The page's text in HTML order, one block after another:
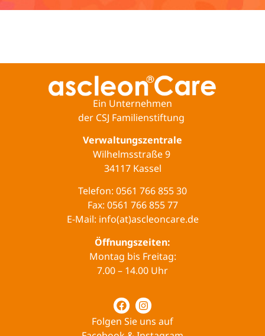
Ein Unternehmen
der CSJ Familienstiftung
Verwaltungszentrale
Wilhelmsstraße 9
34117 Kassel
Telefon: 0561 766 855 30
Fax: 0561 766 855 77
E-Mail: info(at)ascleoncare.de
Öffnungszeiten:
Montag bis Freitag:
7.00 – 14.00 Uhr
Folgen Sie uns auf